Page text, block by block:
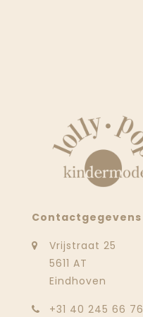
Contactgegevens
Vrijstraat 25
5611 AT
Eindhoven
‭+31 40 245 66 76